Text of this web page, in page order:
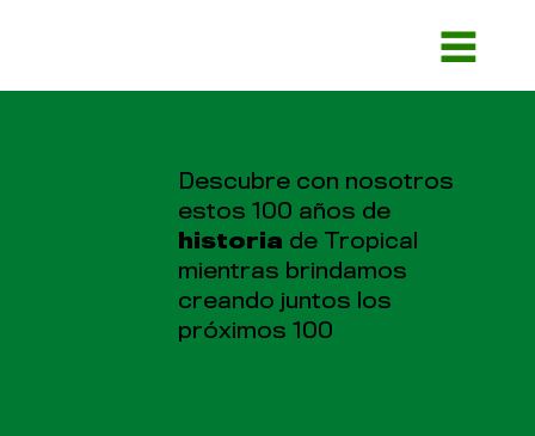
Descubre con nosotros
estos 100 años de
historia de Tropical
mientras brindamos
creando juntos los
próximos 100